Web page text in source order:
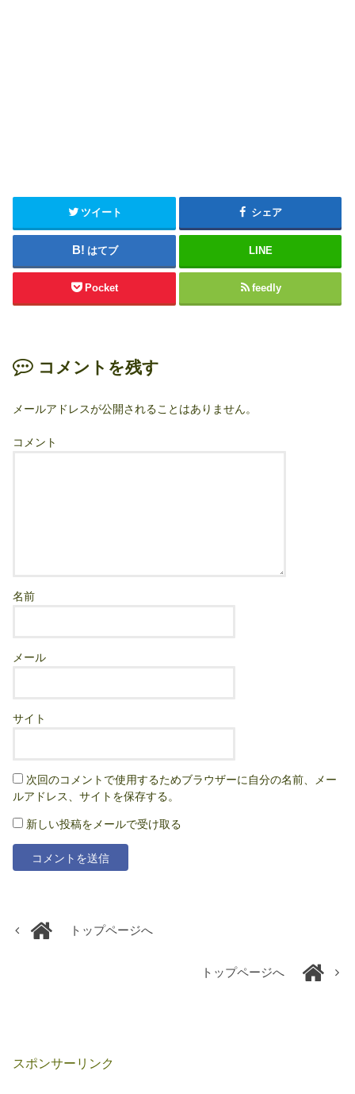
ツイート シェア
はてブ LINE
Pocket feedly
コメントを残す
メールアドレスが公開されることはありません。
コメント
名前
メール
サイト
次回のコメントで使用するためブラウザーに自分の名前、メー
ルアドレス、サイトを保存する。
新しい投稿をメールで受け取る
トップページへ
トップページへ
スポンサーリンク